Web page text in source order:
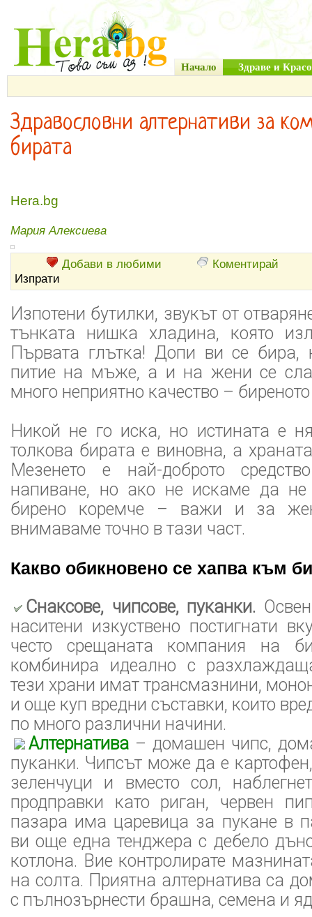
Начало Здраве и
Здравословни алтернативи за
бирата
Hera.bg
Мария Алексиева
Добави в любими
Коментирай
Изпрати
Изпотени бутилки, звукът от
тънката нишка хладина, която
Първата глътка! Допи ви се бира,
питие на мъже, а и на жени се
много неприятно качество –
Никой не го иска, но истината е
толкова бирата е виновна, а
Мезенето е най-доброто
напиване, но ако не искаме да
бирено коремче – важи и за
внимаваме точно в тази част.
Какво обикновено се хапва към
Снаксове, чипсове, пуканки.
наситени изкуствено постигнати
често срещаната компания на
комбинира идеално с
тези храни имат трансмазнини,
и още куп вредни съставки, които
по много различни начини.
Алтернатива – домашен чипс,
пуканки. Чипсът може да е
зеленчуци и вместо сол,
продправки като риган, червен
пазара има царевица за пукане в
ви още една тенджера с дебело
котлона. Вие контролирате
на солта. Приятна алтернатива са
с пълнозърнести брашна, семена и